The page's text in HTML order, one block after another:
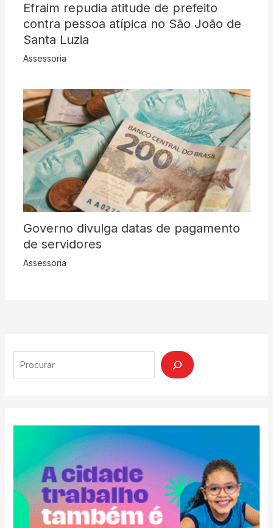
Efraim repudia atitude de prefeito
contra pessoa atípica no São João de
Santa Luzia
Assessoria
Governo divulga datas de pagamento
de servidores
Assessoria